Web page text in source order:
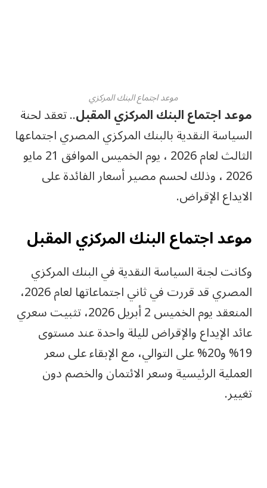
موعد اجتماع البنك المركزي
موعد اجتماع البنك المركزي المقبل.. تعقد لحنة
السياسة النقدية بالبنك المركزي المصري اجتماعها
الثالث لعام 2026 ، يوم الخميس الموافق 21 مايو
2026 ، وذلك لحسم مصير أسعار الفائدة على
الايداع الإقراض.
موعد اجتماع البنك المركزي المقبل
وكانت لجنة السياسة النقدية في البنك المركزي
المصري قد قررت في ثاني اجتماعاتها لعام 2026،
المنعقد يوم الخميس 2 أبريل 2026، تثبيت سعري
عائد الإيداع والإقراض لليلة واحدة عند مستوى
19% و20% على التوالي، مع الإبقاء على سعر
العملية الرئيسية وسعر الائتمان والخصم دون
تغيير.